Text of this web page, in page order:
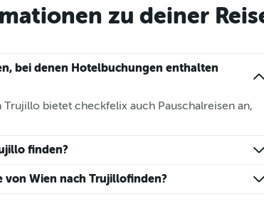
zu deiner
bei denen Hotelbuchungen enthalten
bietet checkfelix auch Pauschalreisen an,
finden?
von Wien nach Trujillofinden?